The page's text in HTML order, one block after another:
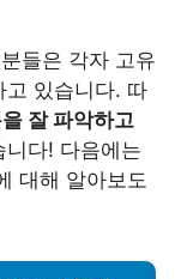
들은 각자 고유
고 있습니다. 따
잘 파악하고
다! 다음에는
대해 알아보도